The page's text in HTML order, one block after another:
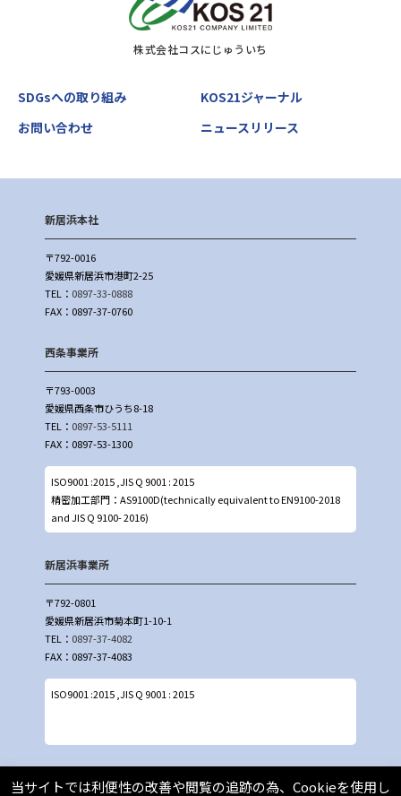
株式会社コスにじゅういち
SDGsへの取り組み
KOS21ジャーナル
お問い合わせ
ニュースリリース
新居浜本社
〒792-0016
愛媛県新居浜市港町2-25
TEL： 0897-33-0888
FAX：0897-37-0760
西条事業所
〒793-0003
愛媛県西条市ひうち8-18
TEL： 0897-53-5111
FAX：0897-53-1300
ISO9001 :2015 ,JIS Q 9001 : 2015
精密加工部門：AS9100D(technically equivalent to EN9100-2018
and JIS Q 9100- 2016)
新居浜事業所
〒792-0801
愛媛県新居浜市菊本町1-10-1
TEL： 0897-37-4082
FAX：0897-37-4083
ISO9001 :2015 ,JIS Q 9001 : 2015
名古屋事業所
当サイトでは利便性の改善や閲覧の追跡の為、Cookieを使用し